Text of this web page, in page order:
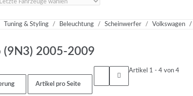
Tuning & Styling Beleuchtung Scheinwerfer Volkswagen
(9N3) 2005-2009
Artikel pro Seite
Artikel 1 - 4 von 4